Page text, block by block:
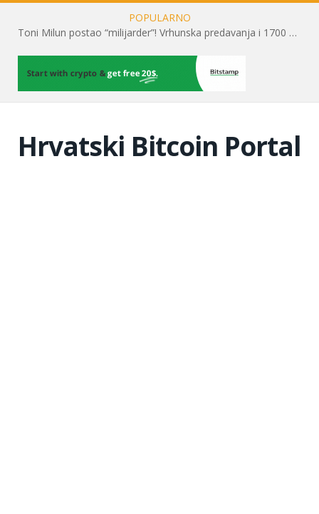
POPULARNO
Toni Milun postao “milijarder”! Vrhunska predavanja i 1700 posjetitelja obilježili su mjesec financijske pismenosti
Hrvatski Bitcoin Portal